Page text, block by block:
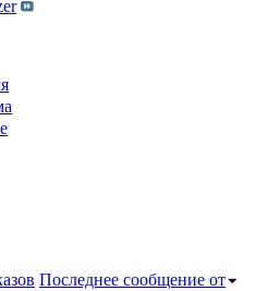
Последнее сообщение от